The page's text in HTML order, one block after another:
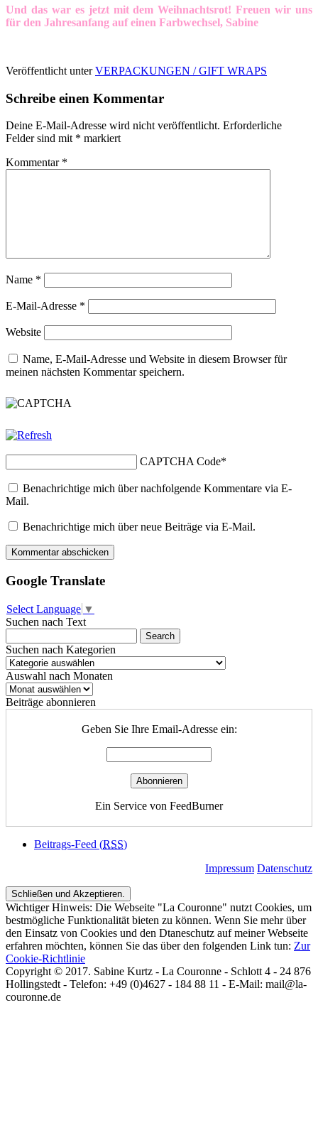
Und das war es jetzt mit dem Weihnachtsrot!Freuen wir uns
für den Jahresanfang auf einen Farbwechsel, Sabine
Veröffentlicht unter VERPACKUNGEN / GIFT WRAPS
Schreibe einen Kommentar
Deine E-Mail-Adresse wird nicht veröffentlicht. Erforderliche
Felder sind mit * markiert
Kommentar *
Name *
E-Mail-Adresse *
Website
Name, E-Mail-Adresse und Website in diesem Browser für
meinen nächsten Kommentar speichern.
CAPTCHA Code*
Benachrichtige mich über nachfolgende Kommentare via E-
Mail.
Benachrichtige mich über neue Beiträge via E-Mail.
Google Translate
Select Language ▼
Suchen nach Text
Suchen nach Kategorien
Suchen
nach
Kategorien
Auswahl nach Monaten
Auswahl
nach
Monaten
Beiträge abonnieren
Geben Sie Ihre Email-Adresse ein:
Ein Service von FeedBurner
Beitrags-Feed (RSS)
Impressum Datenschutz
Wichtiger Hinweis: Die Webseite "La Couronne" nutzt Cookies, um
bestmögliche Funktionalität bieten zu können. Wenn Sie mehr über
den Einsatz von Cookies und den Dtaneschutz auf meiner Webseite
erfahren möchten, können Sie das über den folgenden Link tun: Zur
Cookie-Richtlinie
Copyright © 2017. Sabine Kurtz - La Couronne - Schlott 4 - 24 876
Hollingstedt - Telefon: +49 (0)4627 - 184 88 11 - E-Mail: mail@la-
couronne.de